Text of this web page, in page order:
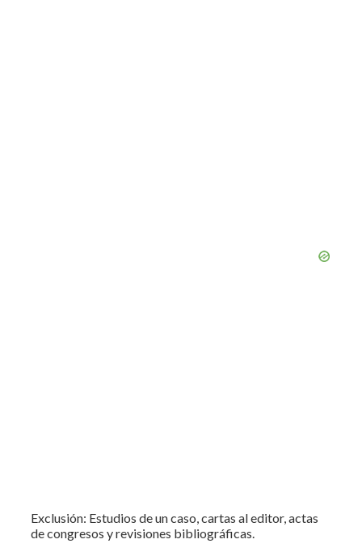
Exclusión: Estudios de un caso, cartas al editor, actas
de congresos y revisiones bibliográficas.